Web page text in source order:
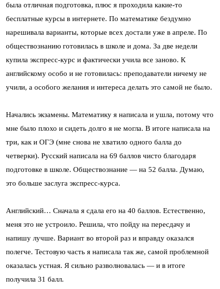
была отличная подготовка, плюс я проходила какие-то
бесплатные курсы в интернете. По математике бездумно
нарешивала варианты, которые всех достали уже в апреле. По
обществознанию готовилась в школе и дома. За две недели
купила экспресс-курс и фактически учила все заново. К
английскому особо и не готовилась: преподаватели ничему не
учили, а особого желания и интереса делать это самой не было.
Начались экзамены. Математику я написала и ушла, потому что
мне было плохо и сидеть долго я не могла. В итоге написала на
три, как и ОГЭ (мне снова не хватило одного балла до
четверки). Русский написала на 69 баллов чисто благодаря
подготовке в школе. Обществознание — на 52 балла. Думаю,
это больше заслуга экспресс-курса.
Английский… Сначала я сдала его на 40 баллов. Естественно,
меня это не устроило. Решила, что пойду на пересдачу и
напишу лучше. Вариант во второй раз и вправду оказался
полегче. Тестовую часть я написала так же, самой проблемной
оказалась устная. Я сильно разволновалась — и в итоге
получила 31 балл.